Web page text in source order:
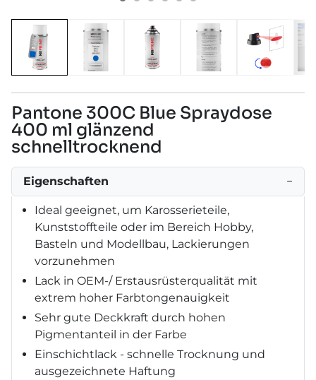
Pantone 300C Blue Spraydose
400 ml glänzend
schnelltrocknend
Eigenschaften −
Ideal geeignet, um Karosserieteile,
Kunststoffteile oder im Bereich Hobby,
Basteln und Modellbau, Lackierungen
vorzunehmen
Lack in OEM-/ Erstausrüsterqualität mit
extrem hoher Farbtongenauigkeit
Sehr gute Deckkraft durch hohen
Pigmentanteil in der Farbe
Einschichtlack - schnelle Trocknung und
ausgezeichnete Haftung